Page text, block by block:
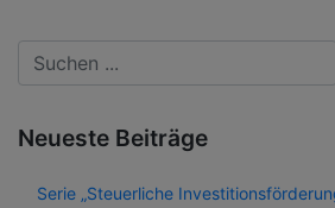
Neueste Beiträge
Serie „Steuerliche